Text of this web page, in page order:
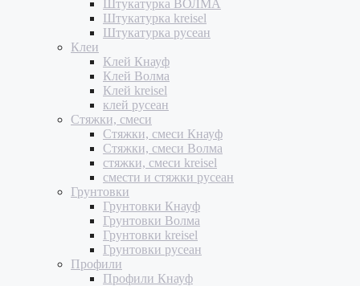
Штукатурка ВОЛМА
Штукатурка kreisel
Штукатурка русеан
Клеи
Клей Кнауф
Клей Волма
Клей kreisel
клей русеан
Стяжки, смеси
Стяжки, смеси Кнауф
Стяжки, смеси Волма
стяжки, смеси kreisel
смести и стяжки русеан
Грунтовки
Грунтовки Кнауф
Грунтовки Волма
Грунтовки kreisel
Грунтовки русеан
Профили
Профили Кнауф